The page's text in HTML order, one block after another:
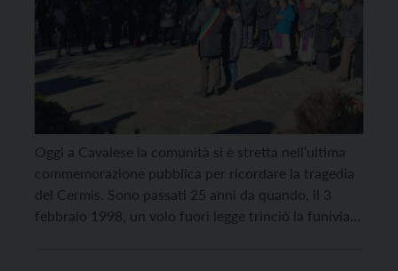
Oggi a Cavalese la comunità si è stretta nell’ultima
commemorazione pubblica per ricordare la tragedia
del Cermis. Sono passati 25 anni da quando, il 3
febbraio 1998, un volo fuori legge trinciò la funivia